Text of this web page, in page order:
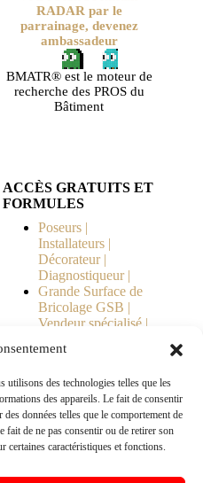
utilisons des technologies telles que les
des appareils. Le fait de consentir
données telles que le comportement de
de ne pas consentir ou de retirer son
certaines caractéristiques et fonctions.
RADAR par le
parrainage, devenez
ambassadeur
BMATR® est le moteur de
recherche des PROS du
Bâtiment
ACCÈS GRATUITS ET
FORMULES
Poseurs |
Installateurs |
Décorateur |
Diagnostiqueur |
Grande Surface de
Bricolage GSB |
Vendeur spécialisé |
Copropriété | MOE |
en Travaux |
Fabricants | Marque |